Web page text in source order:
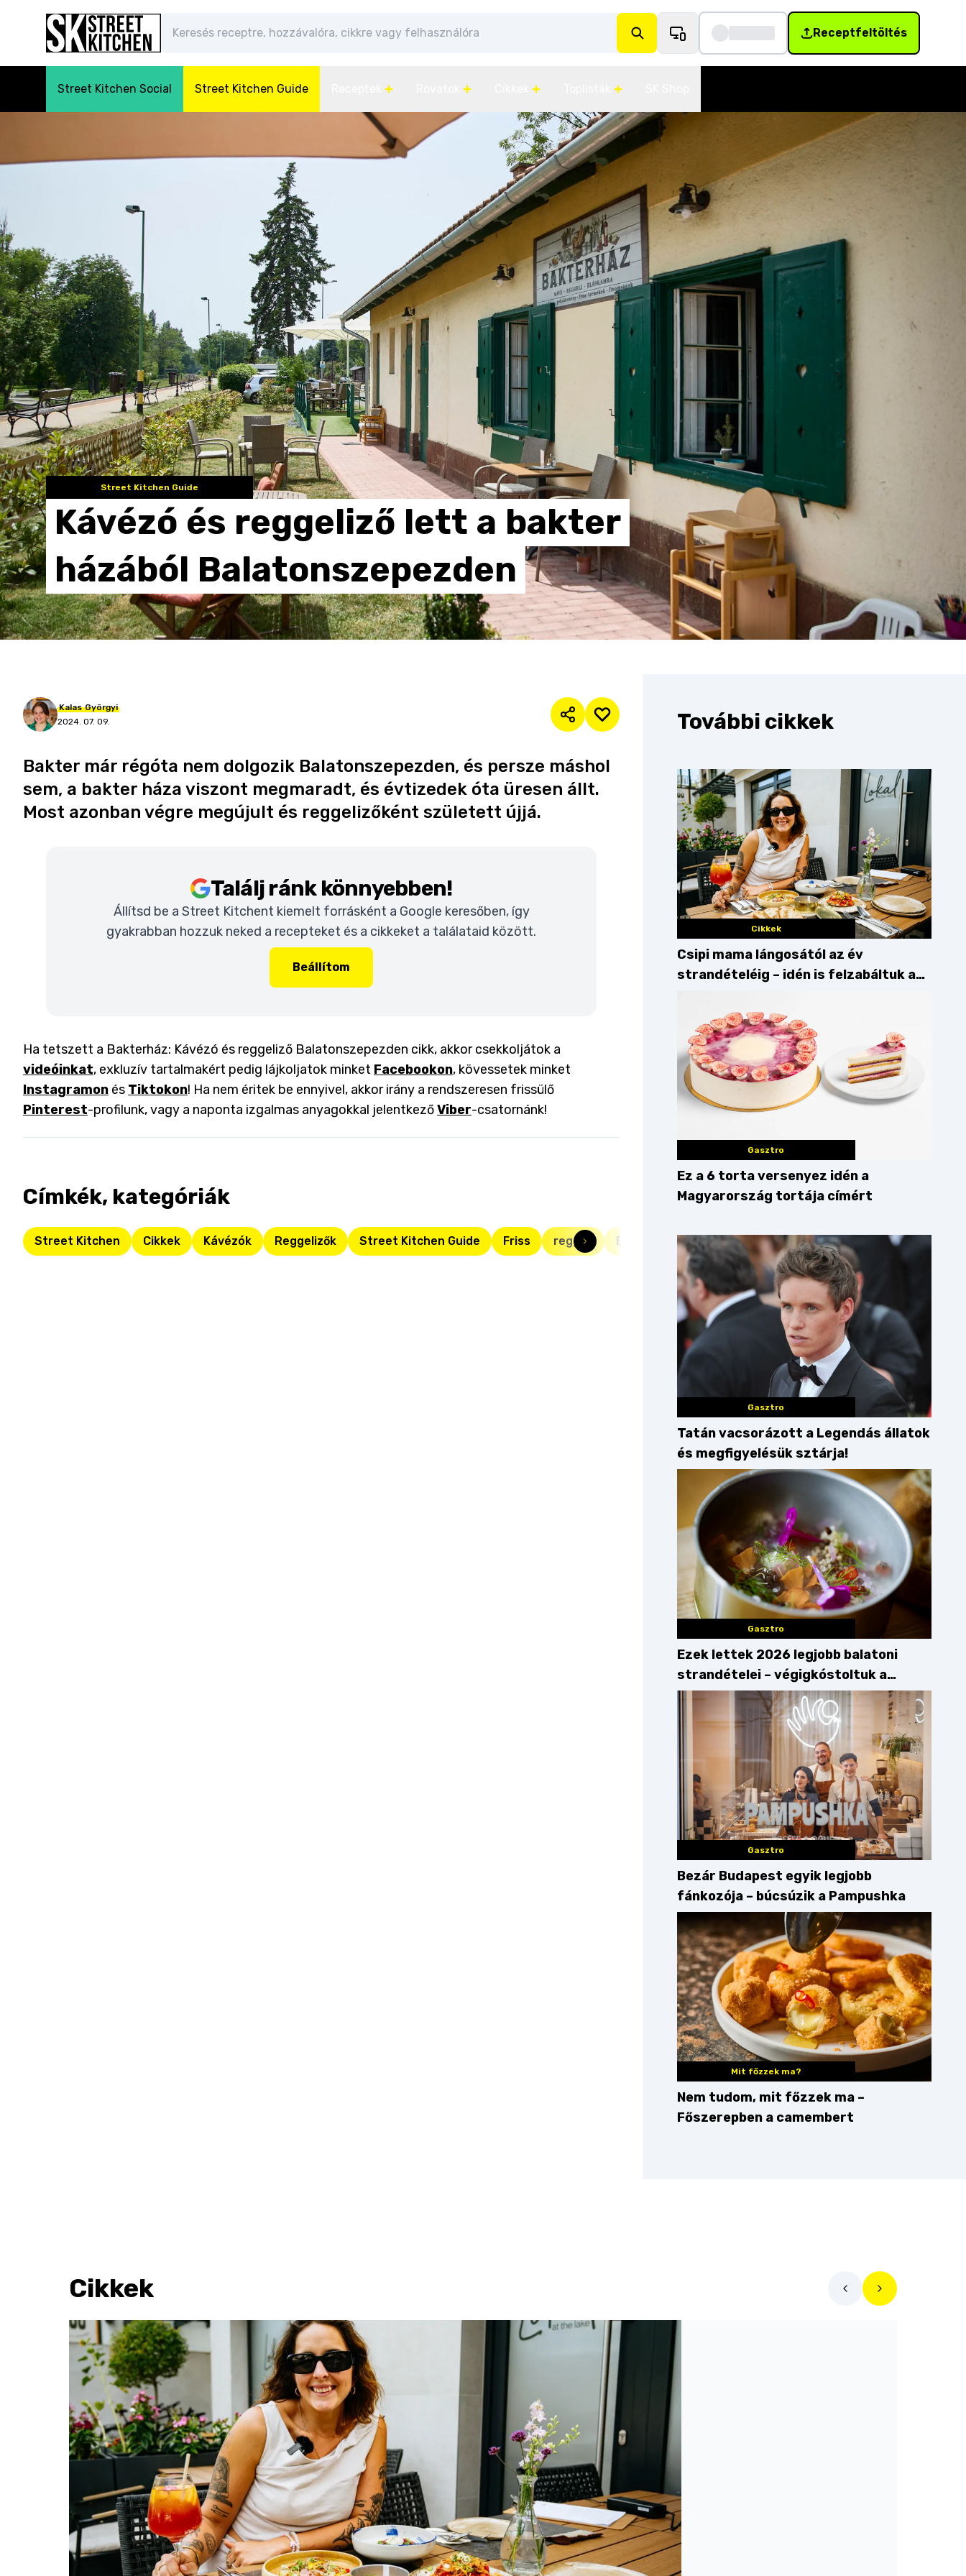
Receptfeltöltés
Street Kitchen Social Street Kitchen Guide
Street Kitchen Guide
Kávézó és reggeliző lett a bakter
házából Balatonszepezden
Kalas Györgyi
2024. 07. 09.
Bakter már régóta nem dolgozik Balatonszepezden, és persze máshol
sem, a bakter háza viszont megmaradt, és évtizedek óta üresen állt.
Most azonban végre megújult és reggelizőként született újjá.
Találj ránk könnyebben!
Állítsd be a Street Kitchent kiemelt forrásként a Google keresőben, így
gyakrabban hozzuk neked a recepteket és a cikkeket a találataid között.
Beállítom
Ha tetszett a Bakterház: Kávézó és reggeliző Balatonszepezden cikk, akkor csekkoljátok a
videóinkat, exkluzív tartalmakért pedig lájkoljatok minket Facebookon, kövessetek minket
Instagramon és Tiktokon! Ha nem éritek be ennyivel, akkor irány a rendszeresen frissülő
Pinterest-profilunk, vagy a naponta izgalmas anyagokkal jelentkezőViber-csatornánk!
Címkék, kategóriák
Street Kitchen Cikkek Kávézók Reggelizők Street Kitchen Guide Friss reggeli Balaton kávézó reggeliző
További cikkek
Cikkek
Csipi mama lángosától az év
strandételéig – idén is felzabáltuk a
Gasztro
Ez a 6 torta versenyez idén a
Magyarország tortája címért
Gasztro
Tatán vacsorázott a Legendás állatok
és megfigyelésük sztárja!
Gasztro
Ezek lettek 2026 legjobb balatoni
strandételei – végigkóstoltuk a
győzteseket
Gasztro
Bezár Budapest egyik legjobb
fánkozója – búcsúzik a Pampushka
Mit főzzek ma?
Nem tudom, mit főzzek ma –
Főszerepben a camembert
Cikkek